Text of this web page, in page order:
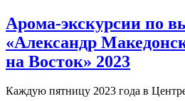
Арома-экскурсии по
«Александр
на Восток» 2023
Каждую пятницу 2023 года в